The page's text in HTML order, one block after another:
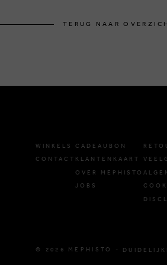
TERUG NAAR
WINKELS
CONTACT
CADEAUBON
KLANTENKAART
OVER MEPHISTO
JOBS
© 2026 MEPHISTO -